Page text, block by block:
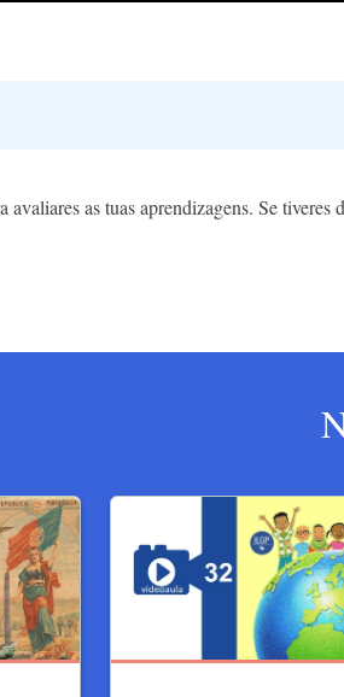
avaliares as tuas aprendizagens. Se